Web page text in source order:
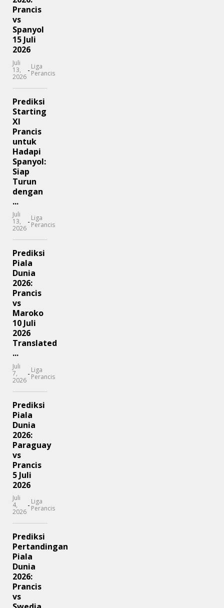
Prancis
vs
Spanyol
15 Juli
2026
Juli
13,
2026
- Liga
Perancis
Prediksi
Starting
XI
Prancis
untuk
Hadapi
Spanyol:
Siap
Turun
dengan
...
Juli
13,
2026
- Liga
Perancis
Prediksi
Piala
Dunia
2026:
Prancis
vs
Maroko
10 Juli
2026
Translated
...
Juli
7,
2026
- Liga
Perancis
Prediksi
Piala
Dunia
2026:
Paraguay
vs
Prancis
5 Juli
2026
Juli
4,
2026
- Liga
Perancis
Prediksi
Pertandingan
Piala
Dunia
2026:
Prancis
vs